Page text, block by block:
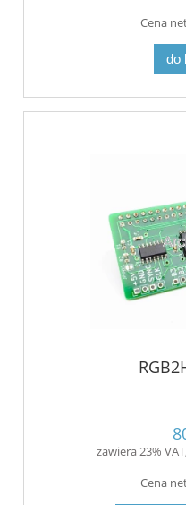
Cena
do
zawiera 23%
Cena